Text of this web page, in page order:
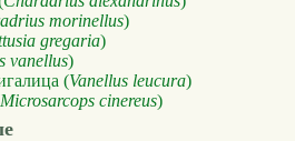
morinellus)
gregaria)
vanellus)
(Vanellus leucura)
Microsarcops cinereus)